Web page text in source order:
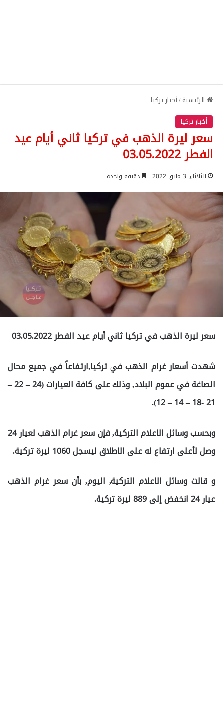
الرئيسية/أخبار تركيا
أخبار تركيا
سعر ليرة الذهب في تركيا ثاني أيام عيد
الفطر 03.05.2022
الثلاثاء, 3 مايو, 2022 دقيقة واحدة
سعر ليرة الذهب في تركيا ثاني أيام عيد الفطر 03.05.2022
شهدت أسعار غرام الذهب في تركيا,ارتفاعاً في جميع محال
الصاغة في عموم البلاد, وذلك على كافة العيارات (24 – 22 –
21 -18 – 14 – 12).
وبحسب وسائل الاعلام التركية, فإن سعر غرام الذهب لعيار 24
وصل لأعلى ارتفاع له على الاطلاق ليسجل 1060 ليرة تركية.
و قالت وسائل الاعلام التركية, اليوم, بأن سعر غرام الذهب
عيار 24 انخفض إلى 889 ليرة تركية.